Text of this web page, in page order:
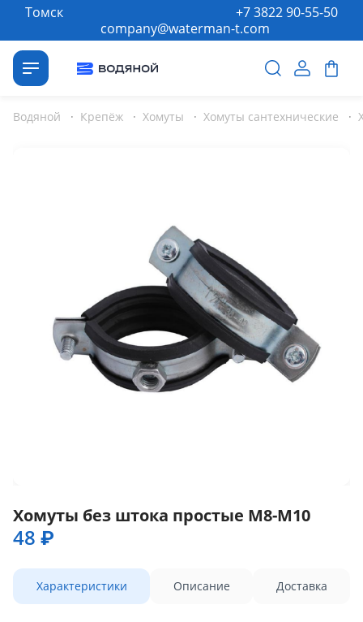
Томск
company@waterman-t.com
+7 3822 90-55-50
Водяной · Крепёж · Хомуты · Хомуты сантехнические ·
Хомуты без штока простые М8-М10
48 ₽
Характеристики Описание Доставка